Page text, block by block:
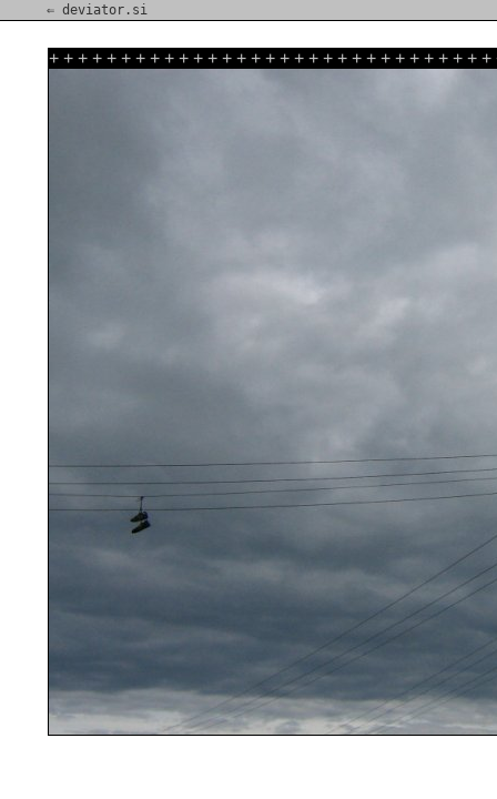
⇐ deviator.si
+ + + + + + + + + + + + + + + + + + + + + + + + + + + + + + +